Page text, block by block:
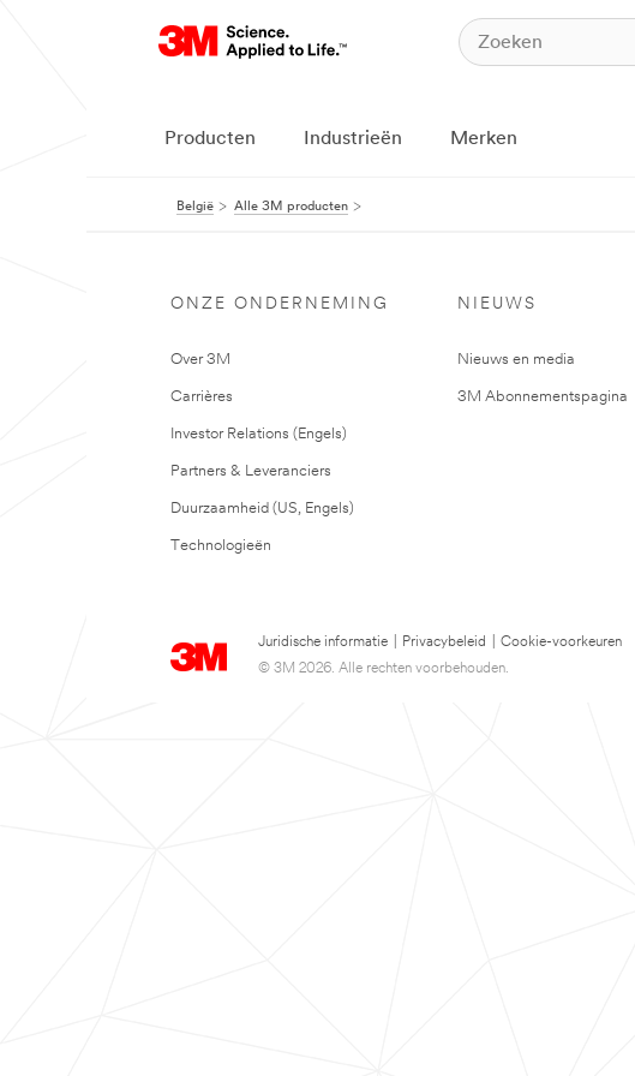
Producten Industrieën Merken
België Alle 3M producten
ONZE ONDERNEMING
Over 3M
Carrières
Investor Relations (Engels)
Partners & Leveranciers
Duurzaamheid (US, Engels)
Technologieën
NIEUWS
Nieuws en media
3M Abonnementspagina
Juridische informatie Privacybeleid
Cookie-voorkeuren
© 3M 2026. Alle rechten voorbehouden.